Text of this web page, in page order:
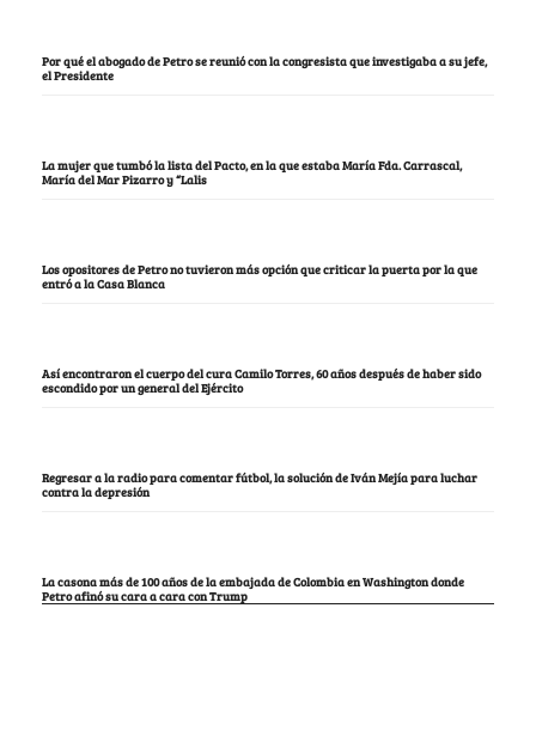
Por qué el abogado de Petro se reunió con la congresista que investigaba a su jefe,
el Presidente
La mujer que tumbó la lista del Pacto, en la que estaba María Fda. Carrascal,
María del Mar Pizarro y “Lalis
Los opositores de Petro no tuvieron más opción que criticar la puerta por la que
entró a la Casa Blanca
Así encontraron el cuerpo del cura Camilo Torres, 60 años después de haber sido
escondido por un general del Ejército
Regresar a la radio para comentar fútbol, la solución de Iván Mejía para luchar
contra la depresión
La casona más de 100 años de la embajada de Colombia en Washington donde
Petro afinó su cara a cara con Trump